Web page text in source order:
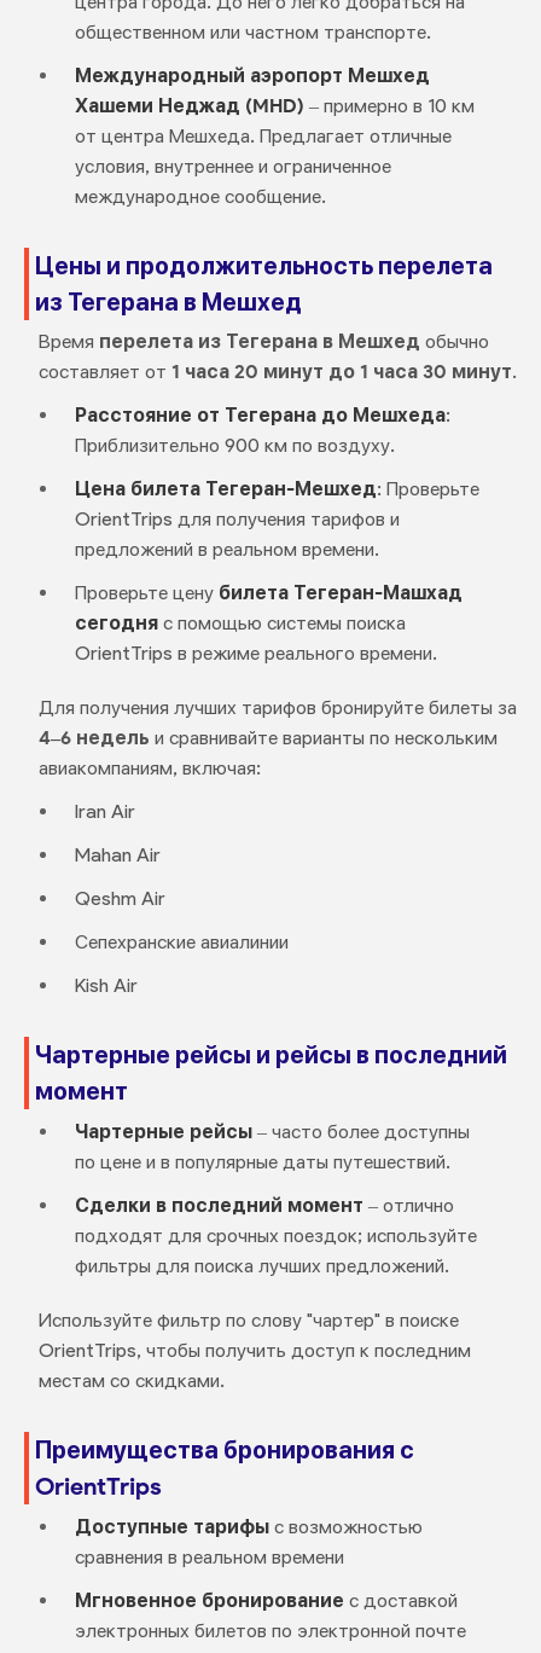
общественном или частном транспорте.
Международный аэропорт Мешхед
Хашеми Неджад (MHD) – примерно в 10 км
от центра Мешхеда. Предлагает отличные
условия, внутреннее и ограниченное
международное сообщение.
Цены и продолжительность перелета
из Тегерана в Мешхед
Время перелета из Тегерана в Мешхед обычно
составляет от 1 часа 20 минут до 1 часа 30 минут.
Расстояние от Тегерана до Мешхеда:
Приблизительно 900 км по воздуху.
Цена билета Тегеран-Мешхед: Проверьте
OrientTrips для получения тарифов и
предложений в реальном времени.
Проверьте цену билета Тегеран-Машхад
сегодняс помощью системы поиска
OrientTrips в режиме реального времени.
Для получения лучших тарифов бронируйте билеты за
4–6 недель и сравнивайте варианты по нескольким
авиакомпаниям, включая:
Iran Air
Mahan Air
Qeshm Air
Сепехранские авиалинии
Kish Air
Чартерные рейсы и рейсы в последний
момент
Чартерные рейсы– часто более доступны
по цене и в популярные даты путешествий.
Сделки в последний момент – отлично
подходят для срочных поездок; используйте
фильтры для поиска лучших предложений.
Используйте фильтр по слову "чартер" в поиске
OrientTrips, чтобы получить доступ к последним
местам со скидками.
Преимущества бронирования с
OrientTrips
Доступные тарифыс возможностью
сравнения в реальном времени
Мгновенное бронирование с доставкой
электронных билетов по электронной почте